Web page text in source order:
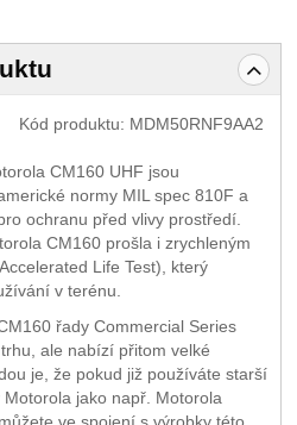
Kód produktu: MDM50RNF9AA2
CM160 UHF jsou
normy MIL spec 810F a
ochranu před vlivy prostředí.
CM160 prošla i zrychleným
Life Test), který
v terénu.
řady Commercial Series
ale nabízí přitom velké
je, že pokud již používáte starší
jako např. Motorola